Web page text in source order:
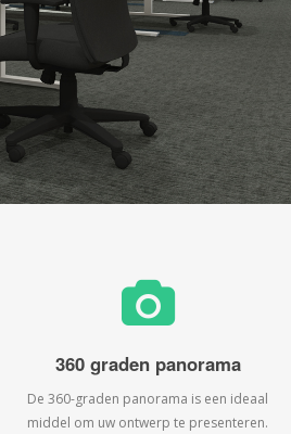
360 graden panorama
De 360-graden panorama is een ideaal
middel om uw ontwerp te presenteren.